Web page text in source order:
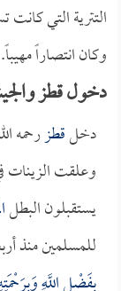
التترية التي
وكان انتصاراً مهيباً.
دخول قطز
دخلقطز
وعلقت الزينات
يستقبلون البطل
للمسلمين منذ